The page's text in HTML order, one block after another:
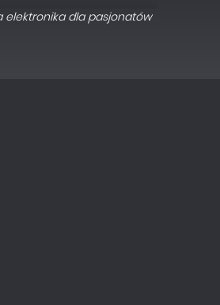
elektronika dla pasjonatów